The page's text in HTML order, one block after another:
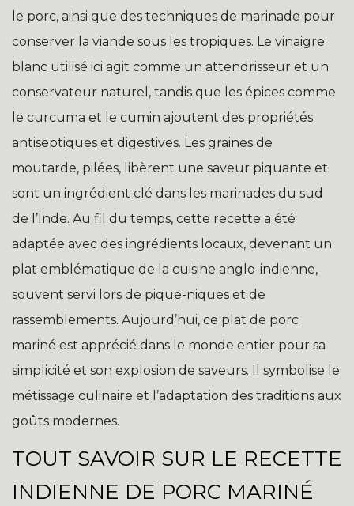
le porc, ainsi que des techniques de marinade pour
conserver la viande sous les tropiques. Le vinaigre
blanc utilisé ici agit comme un attendrisseur et un
conservateur naturel, tandis que les épices comme
le curcuma et le cumin ajoutent des propriétés
antiseptiques et digestives. Les graines de
moutarde, pilées, libèrent une saveur piquante et
sont un ingrédient clé dans les marinades du sud
de l’Inde. Au fil du temps, cette recette a été
adaptée avec des ingrédients locaux, devenant un
plat emblématique de la cuisine anglo-indienne,
souvent servi lors de pique-niques et de
rassemblements. Aujourd’hui, ce plat de porc
mariné est apprécié dans le monde entier pour sa
simplicité et son explosion de saveurs. Il symbolise le
métissage culinaire et l’adaptation des traditions aux
goûts modernes.
TOUT SAVOIR SUR LE RECETTE
INDIENNE DE PORC MARINÉ